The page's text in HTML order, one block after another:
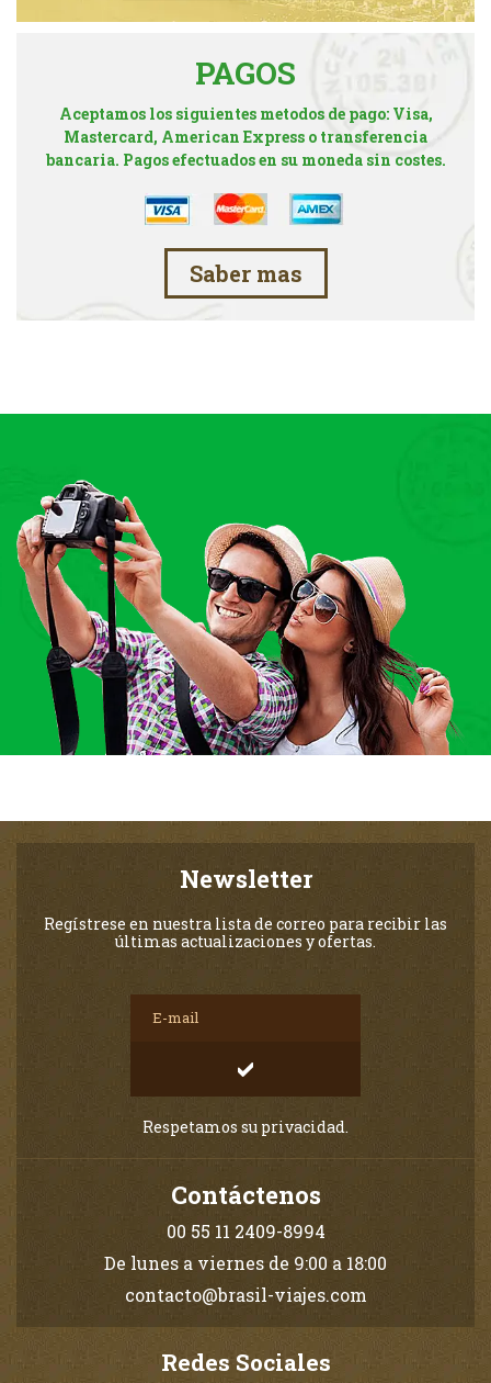
PAGOS
Aceptamos los siguientes metodos de pago: Visa,
Mastercard, American Express o transferencia
bancaria. Pagos efectuados en su moneda sin costes.
Saber mas
Newsletter
Regístrese en nuestra lista de correo para recibir las
últimas actualizaciones y ofertas.
Respetamos su privacidad.
Contáctenos
00 55 11 2409-8994
De lunes a viernes de 9:00 a 18:00
contacto@brasil-viajes.com
Redes Sociales